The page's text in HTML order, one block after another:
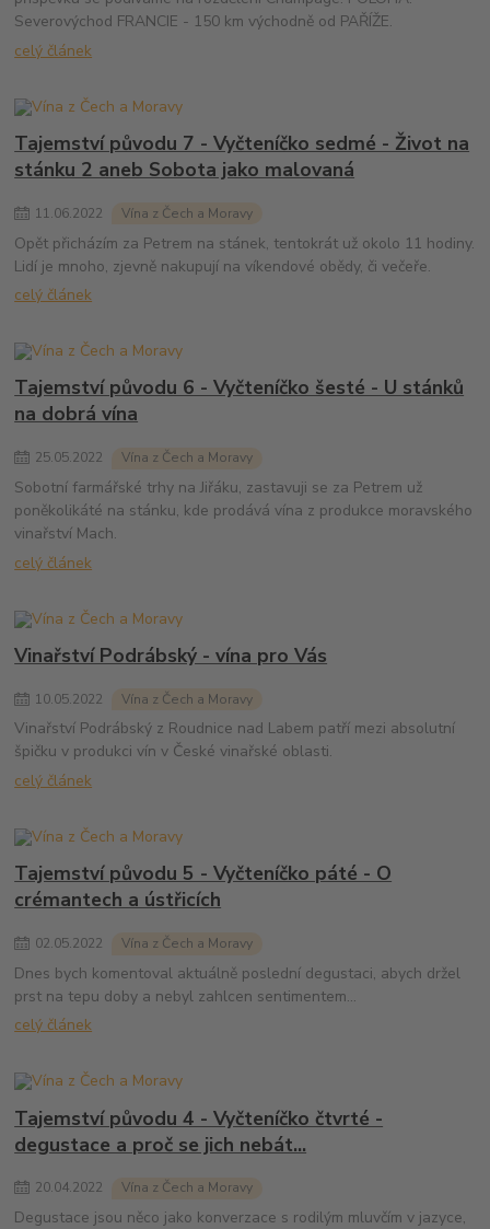
Severovýchod FRANCIE - 150 km východně od PAŘÍŽE.
celý článek
Tajemství původu 7 - Vyčteníčko sedmé - Život na
stánku 2 aneb Sobota jako malovaná
11.06.2022 Vína z Čech a Moravy
Opět přicházím za Petrem na stánek, tentokrát už okolo 11 hodiny.
Lidí je mnoho, zjevně nakupují na víkendové obědy, či večeře.
celý článek
Tajemství původu 6 - Vyčteníčko šesté - U stánků
na dobrá vína
25.05.2022 Vína z Čech a Moravy
Sobotní farmářské trhy na Jiřáku, zastavuji se za Petrem už
poněkolikáté na stánku, kde prodává vína z produkce moravského
vinařství Mach.
celý článek
Vinařství Podrábský - vína pro Vás
10.05.2022 Vína z Čech a Moravy
Vinařství Podrábský z Roudnice nad Labem patří mezi absolutní
špičku v produkci vín v České vinařské oblasti.
celý článek
Tajemství původu 5 - Vyčteníčko páté - O
crémantech a ústřicích
02.05.2022 Vína z Čech a Moravy
Dnes bych komentoval aktuálně poslední degustaci, abych držel
prst na tepu doby a nebyl zahlcen sentimentem...
celý článek
Tajemství původu 4 - Vyčteníčko čtvrté -
degustace a proč se jich nebát...
20.04.2022 Vína z Čech a Moravy
Degustace jsou něco jako konverzace s rodilým mluvčím v jazyce,